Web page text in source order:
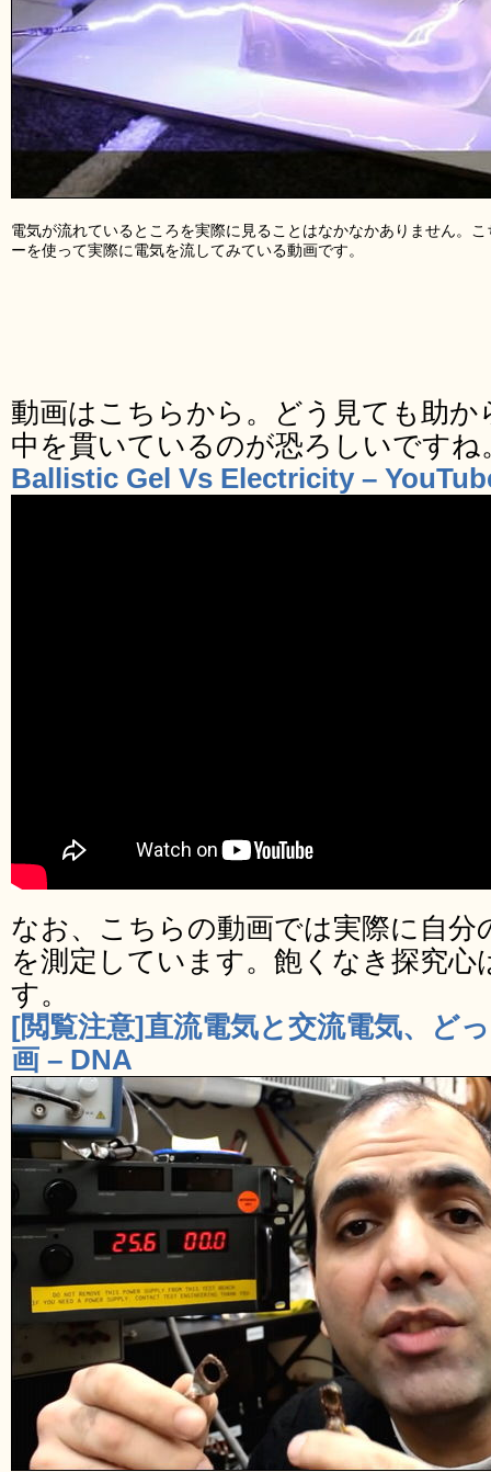
電気が流れているところを実際に見ることはなかなかありません。
ーを使って実際に電気を流してみている動画です。
動画はこちらから。どう見ても助
中を貫いているのが恐ろしいですね
Ballistic Gel Vs Electricity –
なお、こちらの動画では実際に自分
を測定しています。飽くなき探究
す。
[閲覧注意]直流電気と交流電気、ど
画 – DNA